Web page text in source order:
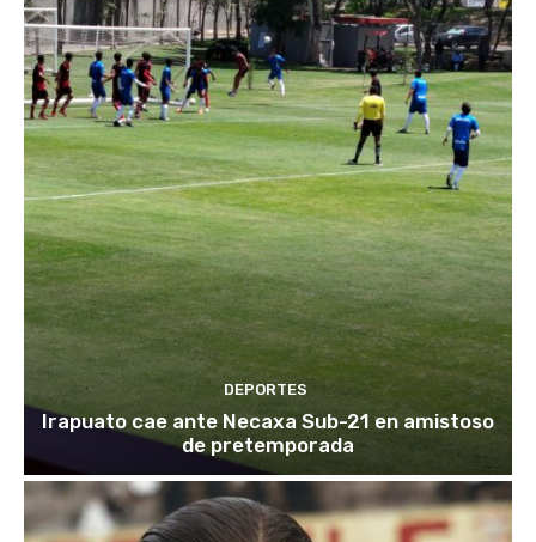
DEPORTES
Irapuato cae ante Necaxa Sub-21 en amistoso
de pretemporada